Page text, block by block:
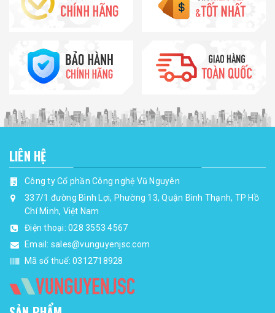
LIÊN HỆ
Công ty Cổ phần Công nghệ Vũ Nguyên
337/1 đường Bình Lợi, Phường 13, Quận Bình Thạnh, TP Hồ
Chí Minh, Việt Nam
Điện thoại: 028 3553 4567
Email: sales@vunguyenjsc.com
Mã số thuế: 0312718928